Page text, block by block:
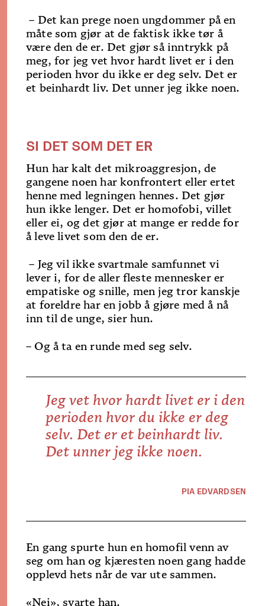
– Det kan prege noen ungdommer på en
måte som gjør at de faktisk ikke tør å
være den de er. Det gjør så inntrykk på
meg, for jeg vet hvor hardt livet er i den
perioden hvor du ikke er deg selv. Det er
et beinhardt liv. Det unner jeg ikke noen.
SI DET SOM DET ER
Hun har kalt det mikroaggresjon, de
gangene noen har konfrontert eller ertet
henne med legningen hennes. Det gjør
hun ikke lenger. Det er homofobi, villet
eller ei, og det gjør at mange er redde for
å leve livet som den de er.
– Jeg vil ikke svartmale samfunnet vi
lever i, for de aller fleste mennesker er
empatiske og snille, men jeg tror kanskje
at foreldre har en jobb å gjøre med å nå
inn til de unge, sier hun.
– Og å ta en runde med seg selv.
Jeg vet hvor hardt livet er i den
perioden hvor du ikke er deg
selv. Det er et beinhardt liv.
Det unner jeg ikke noen.
PIA EDVARDSEN
En gang spurte hun en homofil venn av
seg om han og kjæresten noen gang hadde
opplevd hets når de var ute sammen.
«Nei», svarte han.